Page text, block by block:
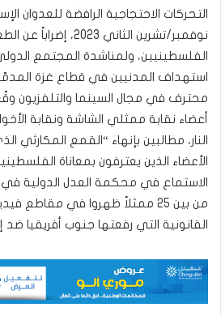
التحركات الاحتجاجية الرافضة للعدوان
نوفمبر/تشرين الثاني
الفلسطينيين، ولمناشدة المجتمع
محترف في مجال السينما والتلفزيون
أعضاء نقابة ممثلي الشاشة ونقابة
النار، مطالبين بإنهاء “القمع المكارثي
الأعضاء الذين يعترفون بمعاناة
الاستماع في محكمة العدل الدولية
من بين 25 ممثلاً ظهروا في مقاطع
القانونية التي رفعتها جنوب أفريقيا ضد